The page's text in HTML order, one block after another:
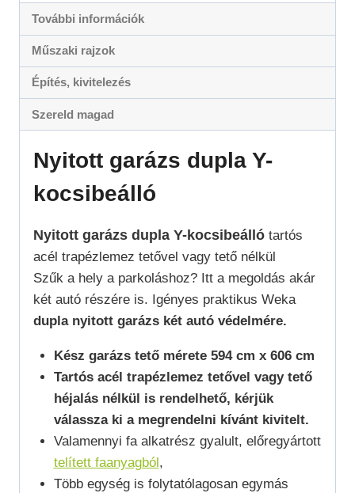
További információk
Műszaki rajzok
Építés, kivitelezés
Szereld magad
Nyitott garázs dupla Y-
kocsibeálló
Nyitott garázs dupla Y-kocsibeálló tartós
acél trapézlemez tetővel vagy tető nélkül
Szűk a hely a parkoláshoz? Itt a megoldás akár
két autó részére is. Igényes praktikus Weka
dupla nyitott garázs két autó védelmére.
Kész garázs tető mérete 594 cm x 606 cm
Tartós acél trapézlemez tetővel vagy tető
héjalás nélkül is rendelhető, kérjük
válassza ki a megrendelni kívánt kivitelt.
Valamennyi fa alkatrész gyalult, előregyártott
telített faanyagból ,
Több egység is folytatólagosan egymás